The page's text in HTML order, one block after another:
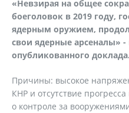
«Невзирая на общее
боеголовок в 2019 году,
ядерным оружием,
свои ядерные арсеналы»
опубликованного доклада.
Причины: высокое
КНР и отсутствие
о контроле за